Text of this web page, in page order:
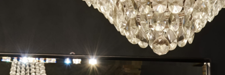
BERLIN
CORA APARTMENTS